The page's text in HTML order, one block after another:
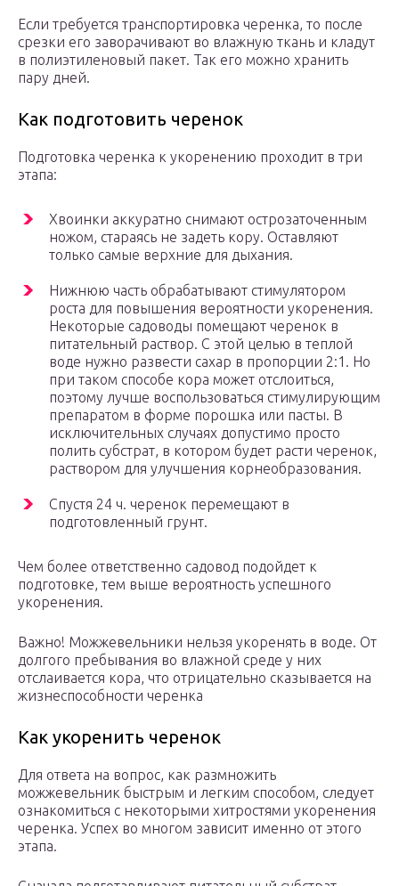
Если требуется транспортировка черенка, то после
срезки его заворачивают во влажную ткань и кладут
в полиэтиленовый пакет. Так его можно хранить
пару дней.
Как подготовить черенок
Подготовка черенка к укоренению проходит в три
этапа:
Хвоинки аккуратно снимают острозаточенным
ножом, стараясь не задеть кору. Оставляют
только самые верхние для дыхания.
Нижнюю часть обрабатывают стимулятором
роста для повышения вероятности укоренения.
Некоторые садоводы помещают черенок в
питательный раствор. С этой целью в теплой
воде нужно развести сахар в пропорции 2:1. Но
при таком способе кора может отслоиться,
поэтому лучше воспользоваться стимулирующим
препаратом в форме порошка или пасты. В
исключительных случаях допустимо просто
полить субстрат, в котором будет расти черенок,
раствором для улучшения корнеобразования.
Спустя 24 ч. черенок перемещают в
подготовленный грунт.
Чем более ответственно садовод подойдет к
подготовке, тем выше вероятность успешного
укоренения.
Важно! Можжевельники нельзя укоренять в воде. От
долгого пребывания во влажной среде у них
отслаивается кора, что отрицательно сказывается на
жизнеспособности черенка
Как укоренить черенок
Для ответа на вопрос, как размножить
можжевельник быстрым и легким способом, следует
ознакомиться с некоторыми хитростями укоренения
черенка. Успех во многом зависит именно от этого
этапа.